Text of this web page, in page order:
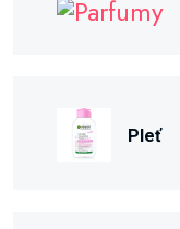
Pleť